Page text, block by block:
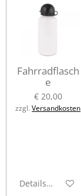
Fahrradflasch
e
€ 20,00
zzgl.Versandkosten
Details anzeigen